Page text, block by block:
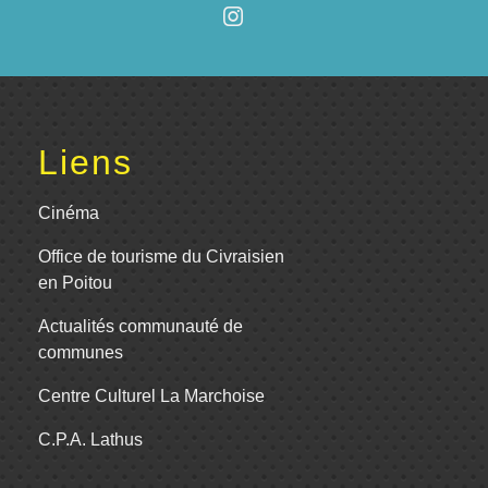
Liens
Cinéma
Office de tourisme du Civraisien
en Poitou
Actualités communauté de
communes
Centre Culturel La Marchoise
C.P.A. Lathus